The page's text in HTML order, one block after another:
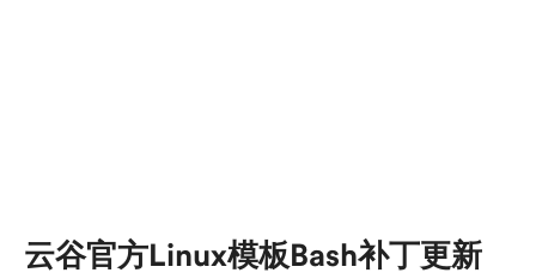
云谷官方Linux模板Bash补丁更新